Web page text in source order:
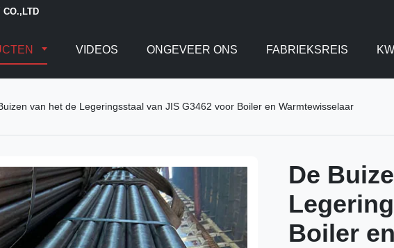
CO.,LTD
VIDEOS ONGEVEER ONS FABRIEKSREIS
van het de Legeringsstaal van JIS G3462 voor Boiler en Warmtewisselaar
De
Boiler